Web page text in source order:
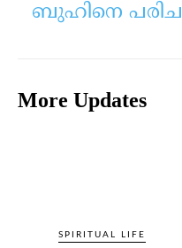
ബുഹിനെ
More Updates
SPIRITUAL LIFE